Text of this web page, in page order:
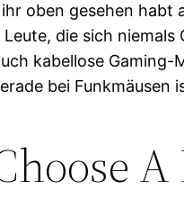
oben gesehen habt
die sich
kabellose
bei